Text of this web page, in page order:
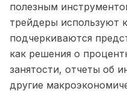
полезным
трейдеры используют
подчеркиваются
как решения о
занятости, отчеты об
другие